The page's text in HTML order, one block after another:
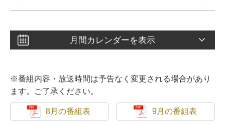
月間カレンダーを表示
※番組内容・放送時間は予告なく変更される場合があり
ます。ご了承ください。
8月の番組表 9月の番組表